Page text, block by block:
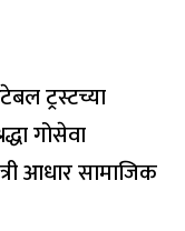
ट्रस्टच्या
गोसेवा
आधार सामाजिक